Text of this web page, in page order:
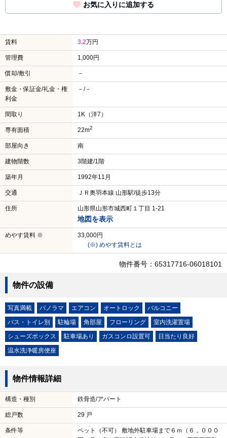
お気に入りに追加する
賃料 3.2万円
管理費 1,000円
償却/敷引 －
敷金・保証金/礼金・権
利金
－/－
間取り 1K（洋7）
専有面積 22m2
部屋向き 南
建物階数 3階建/1階
築年月 1992年11月
交通 ＪＲ奥羽本線 山形駅/徒歩13分
住所 山形県山形市城西町１丁目 1-21
地図を表示
めやす賃料 ※
33,000円
(※) めやす賃料とは
物件番号：65317716-06018101
物件の設備
写真満載 パノラマ エアコン オートロック
バルコニー
バス・トイレ別
駐輪場 角部屋 フローリング
室内洗濯置場
シューズボックス
駐車場あり ガスコンロ設置可
日当たり良好
温水洗浄暖房便座
物件情報詳細
構造・種別 鉄骨造/アパート
総戸数 29 戸
条件等
ペット（不可） 敷地外駐車場まで６ｍ（６，０００